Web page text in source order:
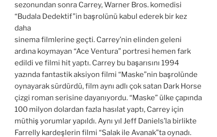
sezonundan sonra Carrey, Warner Bros. komedisi
“Budala Dedektif”in başrolünü kabul ederek bir kez
daha
sinema filmlerine geçti. Carrey’nin elinden geleni
ardına koymayan “Ace Ventura” portresi hemen fark
edildi ve filmi hit yaptı. Carrey bu başarısını 1994
yazında fantastik aksiyon filmi “Maske”nin başrolünde
oynayarak sürdürdü, film aynı adlı çok satan Dark Horse
çizgi roman serisine dayanıyordu. “Maske” ülke çapında
100 milyon dolardan fazla hasılat yaptı, Carrey için
müthiş yorumlar yapıldı. Aynı yıl Jeff Daniels’la birlikte
Farrelly kardeşlerin filmi “Salak ile Avanak”ta oynadı.